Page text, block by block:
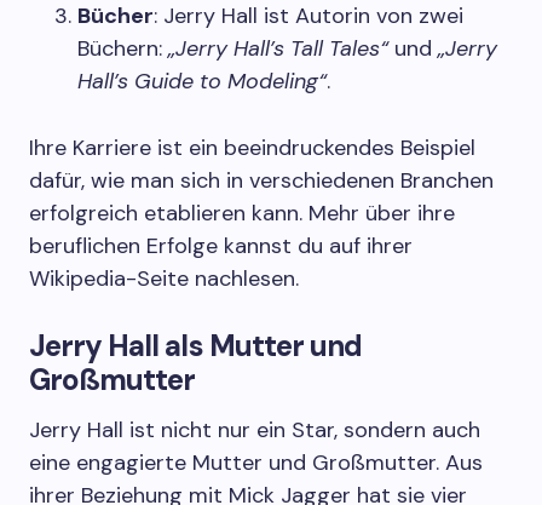
Bücher: Jerry Hall ist Autorin von zwei
Büchern:„Jerry Hall’s Tall Tales“und„Jerry
Hall’s Guide to Modeling“.
Ihre Karriere ist ein beeindruckendes Beispiel
dafür, wie man sich in verschiedenen Branchen
erfolgreich etablieren kann. Mehr über ihre
beruflichen Erfolge kannst du auf ihrer
Wikipedia-Seite nachlesen.
Jerry Hall als Mutter und
Großmutter
Jerry Hall ist nicht nur ein Star, sondern auch
eine engagierte Mutter und Großmutter. Aus
ihrer Beziehung mit Mick Jagger hat sie vier